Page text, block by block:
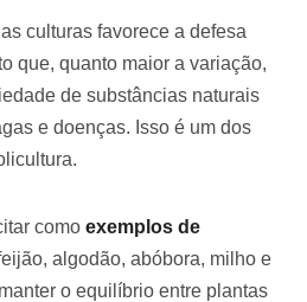
culturas favorece a defesa
que, quanto maior a variação,
de substâncias naturais
e doenças. Isso é um dos
como exemplos de
algodão, abóbora, milho e
o equilíbrio entre plantas